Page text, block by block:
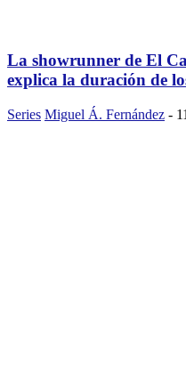
La showrunner de El
explica la duración de
Series Miguel Á. Fernández -